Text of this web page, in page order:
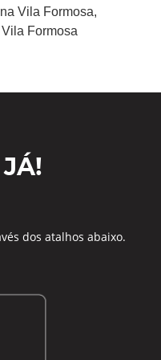
Vila Formosa,
Formosa
dos atalhos abaixo.